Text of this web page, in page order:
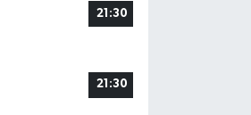
21:30
21:30